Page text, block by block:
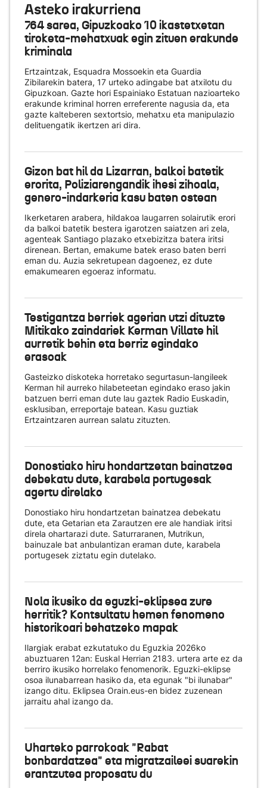
Asteko irakurriena
764 sarea, Gipuzkoako 10 ikastetxetan
tiroketa-mehatxuak egin zituen erakunde
kriminala
Ertzaintzak, Esquadra Mossoekin eta Guardia
Zibilarekin batera, 17 urteko adingabe bat atxilotu du
Gipuzkoan. Gazte hori Espainiako Estatuan nazioarteko
erakunde kriminal horren erreferente nagusia da, eta
gazte kalteberen sextortsio, mehatxu eta manipulazio
delituengatik ikertzen ari dira.
Gizon bat hil da Lizarran, balkoi batetik
erorita, Poliziarengandik ihesi zihoala,
genero-indarkeria kasu baten ostean
Ikerketaren arabera, hildakoa laugarren solairutik erori
da balkoi batetik bestera igarotzen saiatzen ari zela,
agenteak Santiago plazako etxebizitza batera iritsi
direnean. Bertan, emakume batek eraso baten berri
eman du. Auzia sekretupean dagoenez, ez dute
emakumearen egoeraz informatu.
Testigantza berriek agerian utzi dituzte
Mitikako zaindariek Kerman Villate hil
aurretik behin eta berriz egindako
erasoak
Gasteizko diskoteka horretako segurtasun-langileek
Kerman hil aurreko hilabeteetan egindako eraso jakin
batzuen berri eman dute lau gaztek Radio Euskadin,
esklusiban, erreportaje batean. Kasu guztiak
Ertzaintzaren aurrean salatu zituzten.
Donostiako hiru hondartzetan bainatzea
debekatu dute, karabela portugesak
agertu direlako
Donostiako hiru hondartzetan bainatzea debekatu
dute, eta Getarian eta Zarautzen ere ale handiak iritsi
direla ohartarazi dute. Saturraranen, Mutrikun,
bainuzale bat anbulantizan eraman dute, karabela
portugesek ziztatu egin dutelako.
Nola ikusiko da eguzki-eklipsea zure
herritik? Kontsultatu hemen fenomeno
historikoari behatzeko mapak
Ilargiak erabat ezkutatuko du Eguzkia 2026ko
abuztuaren 12an: Euskal Herrian 2183. urtera arte ez da
berriro ikusiko horrelako fenomenorik. Eguzki-eklipse
osoa ilunabarrean hasiko da, eta egunak "bi ilunabar"
izango ditu. Eklipsea Orain.eus-en bidez zuzenean
jarraitu ahal izango da.
Uharteko parrokoak "Rabat
bonbardatzea" eta migratzaileei suarekin
erantzutea proposatu du